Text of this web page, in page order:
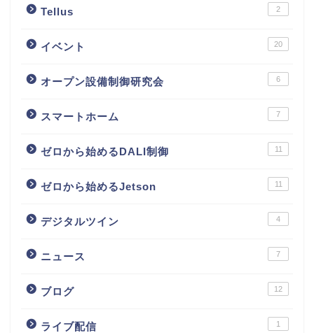
Tellus 2
イベント 20
オープン設備制御研究会 6
スマートホーム 7
ゼロから始めるDALI制御 11
ゼロから始めるJetson 11
デジタルツイン 4
ニュース 7
ブログ 12
ライブ配信 1